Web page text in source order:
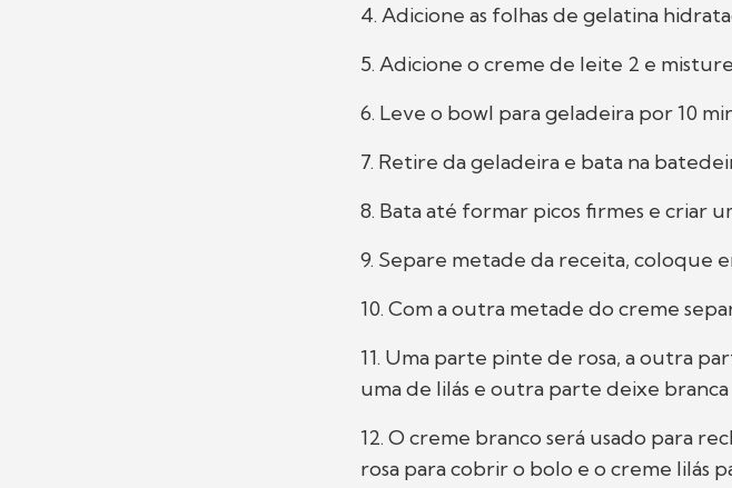
4. Adicione as folhas de gelatina
5. Adicione o creme de leite 2 e misture
6. Leve o bowl para geladeira por 10
7. Retire da geladeira e bata na
8. Bata até formar picos firmes e criar
9. Separe metade da receita, coloque
10. Com a outra metade do creme
11. Uma parte pinte de rosa, a outra
uma de lilás e outra parte deixe branca
12. O creme branco será usado para
rosa para cobrir o bolo e o creme lilás